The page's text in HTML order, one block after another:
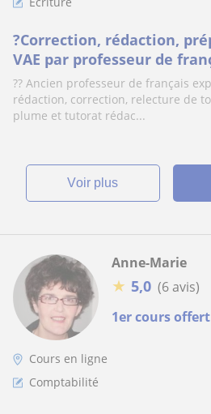
?Correction, rédaction,
VAE par professeur de
Tous types d'écrits
?? Ancien professeur de français
rédaction, correction, relecture de
plume et tutorat rédac...
voir plus
1er cours offert
Anne-Marie
★ 5,0 (6 avis)
Cours en ligne
Comptabilité